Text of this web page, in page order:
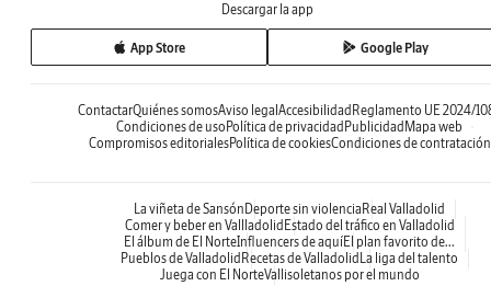
Descargar la app
App Store Google Play
ContactarQuiénes somosAviso legal Accesibilidad Reglamento UE 2024/
Condiciones de uso Política de privacidad Publicidad Mapa web
Compromisos editorialesPolítica de cookiesCondiciones de contratación
La viñeta de Sansón Deporte sin violencia Real Valladolid
Comer y beber en Vallladolid Estado del tráfico en Valladolid
El álbum de El NorteInfluencers de aquíEl plan favorito de...
Pueblos de Valladolid Recetas de Valladolid La liga del talento
Juega con El NorteVallisoletanos por el mundo